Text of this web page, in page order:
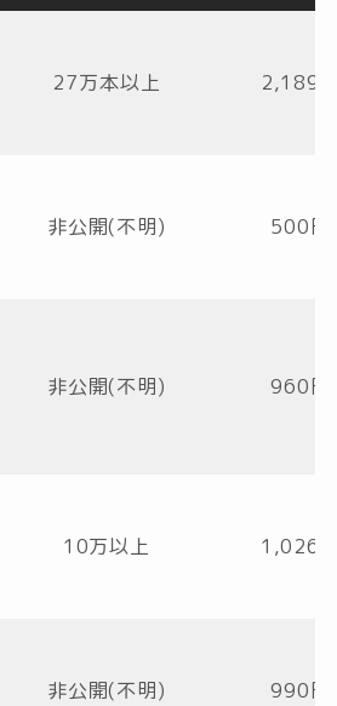
27万本以上 2,189
非公開(不明) 500円
非公開(不明) 960円
10万以上 1,026
非公開(不明) 990円